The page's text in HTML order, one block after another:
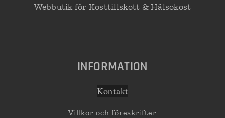
Webbutik för Kosttillskott & Hälsokost
INFORMATION
Kontakt
Villkor och föreskrifter